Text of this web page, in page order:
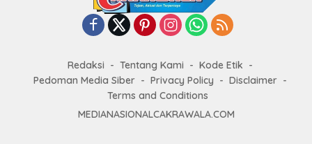
Redaksi Tentang Kami
Kode Etik
Pedoman Media Siber
Privacy Policy
Disclaimer
Terms and Conditions
MEDIANASIONALCAKRAWALA.COM